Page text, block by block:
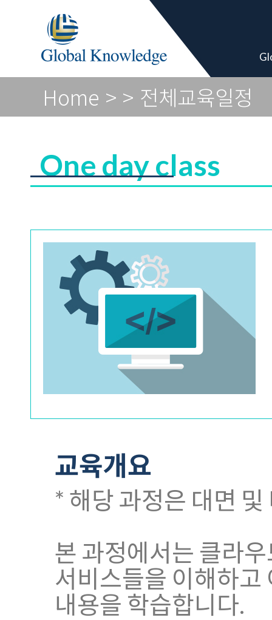
Academy
Home > > 전체교육일정
One day class
교육개요
* 해당 과정은 대면
본 과정에서는 클라
서비스들을 이해하고
내용을 학습합니다.